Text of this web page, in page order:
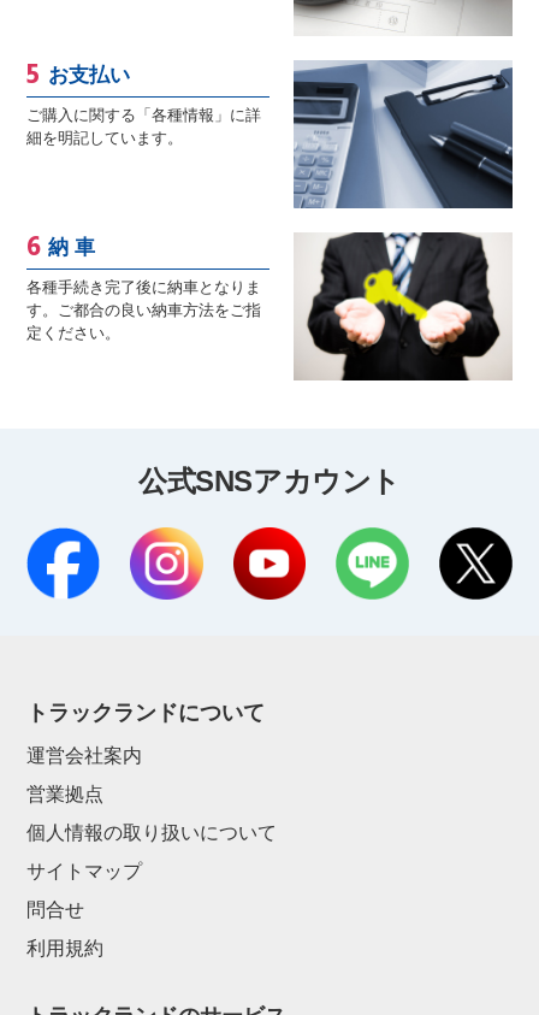
お支払い
ご購入に関する「各種情報」に詳
細を明記しています。
納 車
各種手続き完了後に納車となりま
す。ご都合の良い納車方法をご指
定ください。
公式SNSアカウント
トラックランドについて
運営会社案内
営業拠点
個人情報の取り扱いについて
サイトマップ
問合せ
利用規約